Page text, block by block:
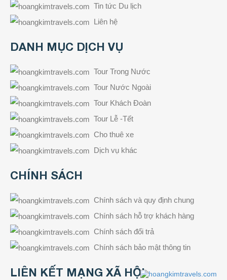
Tin tức Du lịch
Liên hệ
DANH MỤC DỊCH VỤ
Tour Trong Nước
Tour Nước Ngoài
Tour Khách Đoàn
Tour Lễ -Tết
Cho thuê xe
Dịch vụ khác
CHÍNH SÁCH
Chính sách và quy định chung
Chính sách hỗ trợ khách hàng
Chính sách đổi trả
Chính sách bảo mật thông tin
LIÊN KẾT MẠNG XÃ HỘI